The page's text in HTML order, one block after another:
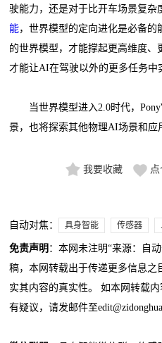
驶能力，还是对于比开车场景复
能，世界模型的定向进化是必备
的世界模型，才能撑起更高维度、
才能让AI在驾驶以外的更多任务中
当世界模型进入2.0时代，
景，也将探索其他物理AI场景和应
我要收藏
自动对焦： 具身智能 传感器
免责声明 ：本网未注明“来源：自
稿，本网转载出于传递更多信息
实其内容的真实性。 如本网转载
有疑议，请发邮件至